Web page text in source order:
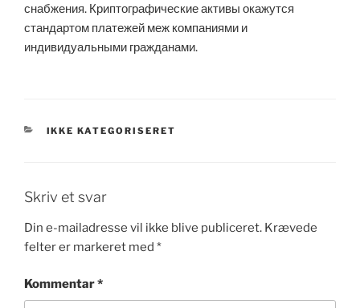
снабжения. Криптографические активы окажутся
стандартом платежей меж компаниями и
индивидуальными гражданами.
KATEGORIER
IKKE KATEGORISERET
Skriv et svar
Din e-mailadresse vil ikke blive publiceret. Krævede
felter er markeret med *
Kommentar*